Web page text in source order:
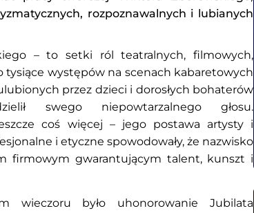
rozpoznawalnych i lubianych
– to setki ról teatralnych, filmowych,
tysiące występów na scenach kabaretowych
przez dzieci i dorosłych bohaterów
swego niepowtarzalnego głosu.
coś więcej – jego postawa artysty i
i etyczne spowodowały, że nazwisko
firmowym gwarantującym talent, kunszt i
wieczoru było uhonorowanie Jubilata